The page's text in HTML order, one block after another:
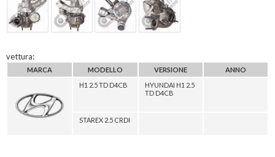
vettura:
MARCA MODELLO VERSIONE
ANNO
H1 2.5 TD D4CB
HYUNDAI H1 2.5
TD D4CB
STAREX 2.5 CRDI